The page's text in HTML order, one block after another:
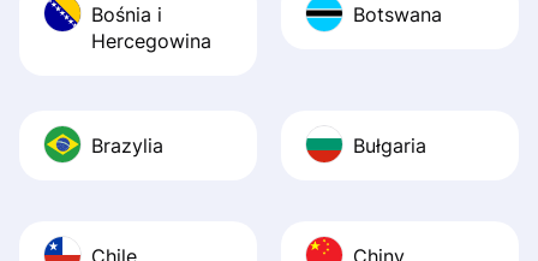
Bośnia i
Hercegowina
Botswana
Brazylia Bułgaria
Chile Chiny